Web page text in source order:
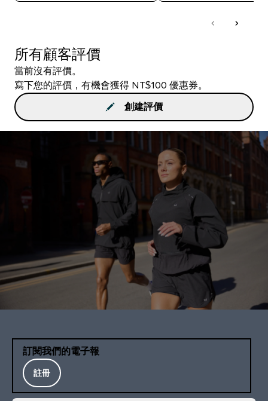
所有顧客評價
當前沒有評價。
寫下您的評價，有機會獲得 NT$100 優惠券。
創建評價
訂閱我們的電子報
註冊